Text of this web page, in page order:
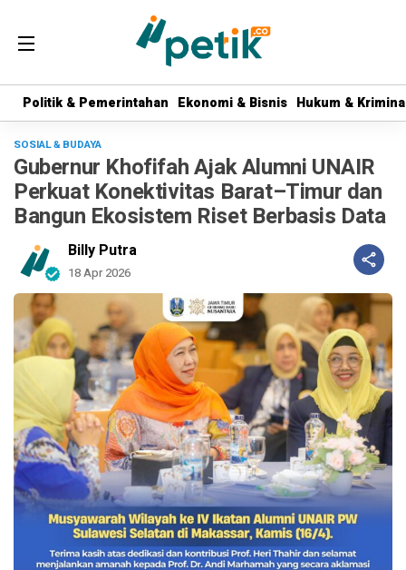
Politik & Pemerintahan Ekonomi & Bisnis Hukum &
Politik & Pemerintahan Ekonomi & Bisnis Hukum &
SOSIAL & BUDAYA
Gubernur Khofifah Ajak Alumni UNAIR
Perkuat Konektivitas Barat–Timur dan
Bangun Ekosistem Riset Berbasis Data
Billy Putra
18 Apr 2026